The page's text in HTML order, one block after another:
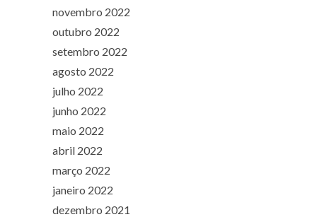
novembro 2022
outubro 2022
setembro 2022
agosto 2022
julho 2022
junho 2022
maio 2022
abril 2022
março 2022
janeiro 2022
dezembro 2021